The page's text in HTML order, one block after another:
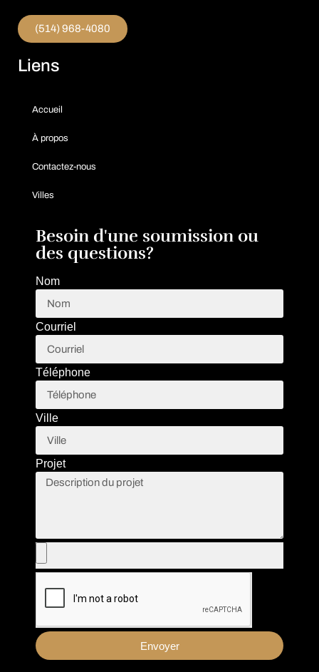
(514) 968-4080
Liens
Accueil
À propos
Contactez-nous
Villes
Besoin d'une soumission ou
des questions?
Nom
Courriel
Téléphone
Ville
Projet
Envoyer